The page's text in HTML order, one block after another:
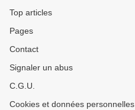
Top articles
Pages
Contact
Signaler un abus
C.G.U.
Cookies et données personnelles